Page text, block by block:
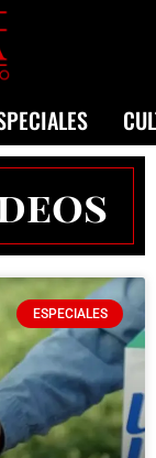
ESPECIALES